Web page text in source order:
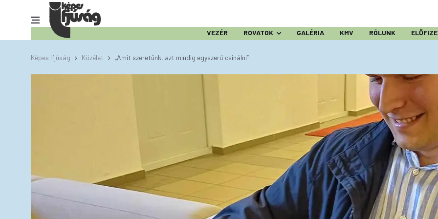
VEZÉR ROVATOK GALÉRIA KMV RÓLUNK
Képes Ifjúság Közélet „Amit szeretünk, azt mindig egyszerű csinálni”